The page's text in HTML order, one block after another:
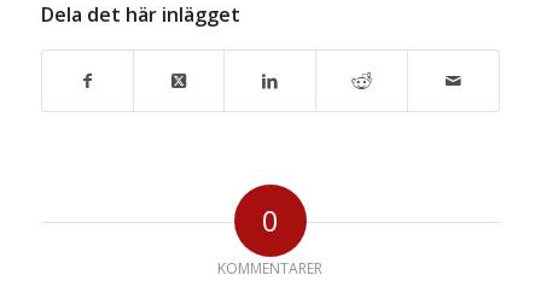
Dela det här inlägget
0
KOMMENTARER